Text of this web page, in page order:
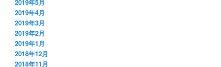
2019年5月
2019年4月
2019年3月
2019年2月
2019年1月
2018年12月
2018年11月